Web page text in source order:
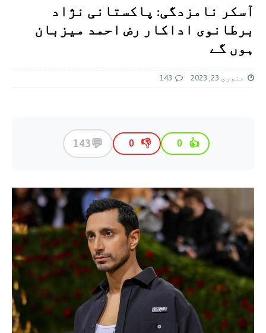
آسکر نامزدگی: پاکستانی نژاد
برطانوی اداکار رض احمد میزبان
ہوں گے
جنوری 23, 2023 143
👍
0
👎
0
💬
143